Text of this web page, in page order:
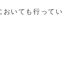
おいても行ってい